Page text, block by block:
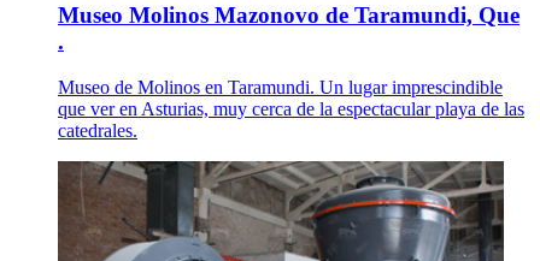
Museo Molinos Mazonovo de Taramundi, Que
.
Museo de Molinos en Taramundi. Un lugar imprescindible
que ver en Asturias, muy cerca de la espectacular playa de las
catedrales.